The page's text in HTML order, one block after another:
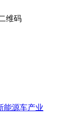
维码
能源车产业